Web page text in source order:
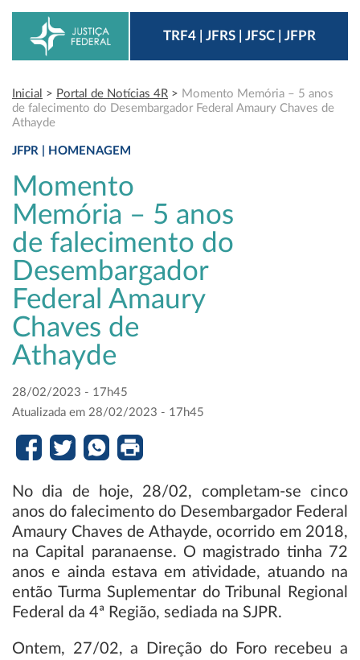
TRF4 | JFRS | JFSC | JFPR
Inicial > Portal de Notícias 4R > Momento Memória – 5 anos
de falecimento do Desembargador Federal Amaury Chaves de
Athayde
JFPR | HOMENAGEM
Momento
Memória – 5 anos
de falecimento do
Desembargador
Federal Amaury
Chaves de
Athayde
28/02/2023 - 17h45
Atualizada em 28/02/2023 - 17h45
No dia de hoje, 28/02, completam-se cinco
anos do falecimento do Desembargador Federal
Amaury Chaves de Athayde, ocorrido em 2018,
na Capital paranaense. O magistrado tinha 72
anos e ainda estava em atividade, atuando na
então Turma Suplementar do Tribunal Regional
Federal da 4ª Região, sediada na SJPR.
Ontem, 27/02, a Direção do Foro recebeu a